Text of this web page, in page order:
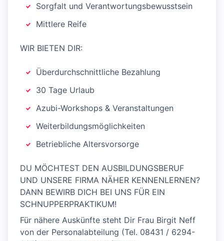
Sorgfalt und Verantwortungsbewusstsein
Mittlere Reife
WIR BIETEN DIR:
Überdurchschnittliche Bezahlung
30 Tage Urlaub
Azubi-Workshops & Veranstaltungen
Weiterbildungsmöglichkeiten
Betriebliche Altersvorsorge
DU MÖCHTEST DEN AUSBILDUNGSBERUF
UND UNSERE FIRMA NÄHER KENNENLERNEN?
DANN BEWIRB DICH BEI UNS FÜR EIN
SCHNUPPERPRAKTIKUM!
Für nähere Auskünfte steht Dir Frau Birgit Neff
von der Personalabteilung (Tel. 08431 / 6294-